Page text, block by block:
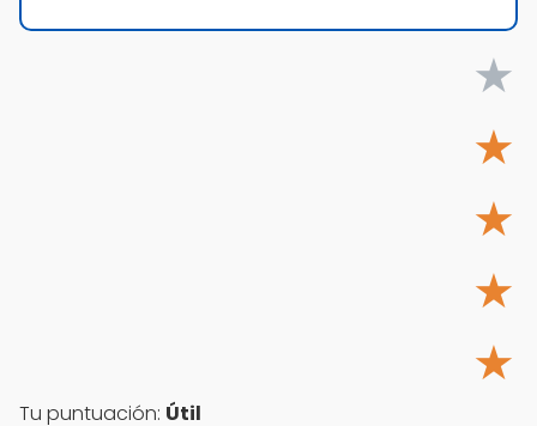
★
★
★
★
★
Tu puntuación: Útil